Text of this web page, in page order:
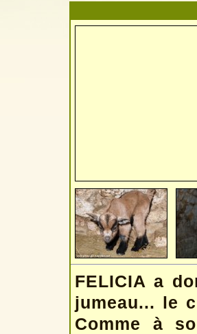
FELICIA a
jumeau... le
Comme à